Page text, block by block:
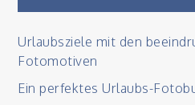
Urlaubsziele mit den
Fotomotiven
Ein perfektes Urlaubs-